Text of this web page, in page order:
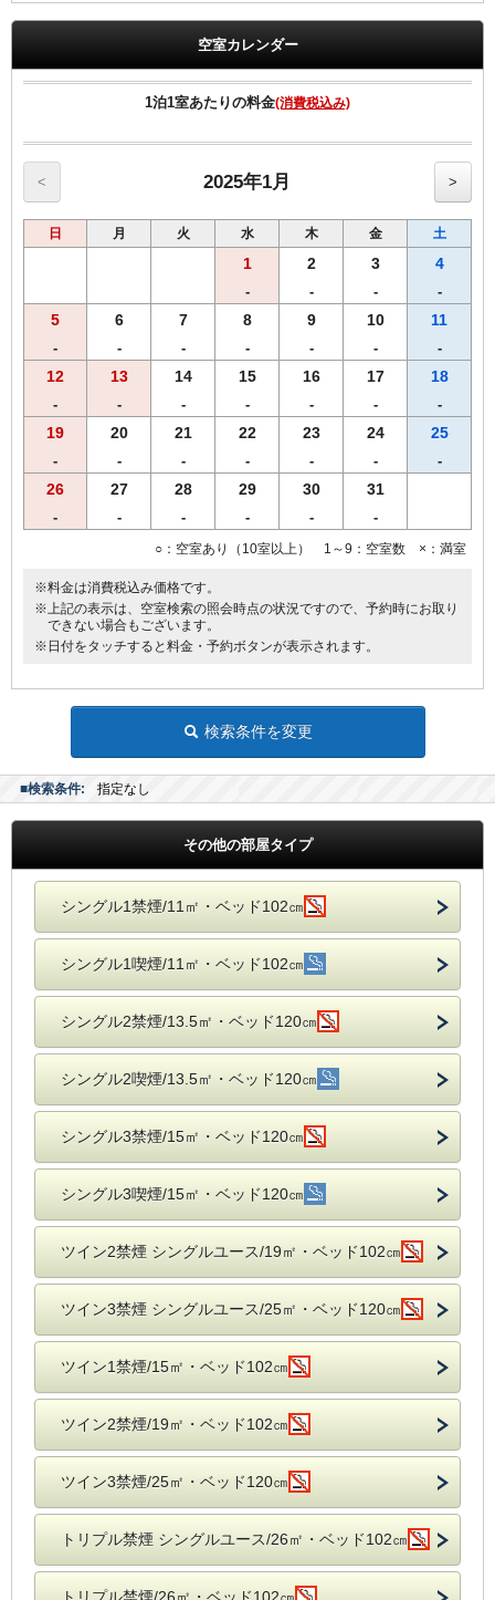
空室カレンダー
1泊1室あたりの料金(消費税込み)
< 2025年1月 >
日 月 火 水 木 金 土
1
-
2
-
3
-
4
-
5
-
6
-
7
-
8
-
9
-
10
-
11
-
12
-
13
-
14
-
15
-
16
-
17
-
18
-
19
-
20
-
21
-
22
-
23
-
24
-
25
-
26
-
27
-
28
-
29
-
30
-
31
-
○：空室あり（10室以上） 1～9：空室数 ×：満室
※料金は消費税込み価格です。
※上記の表示は、空室検索の照会時点の状況ですので、予約時にお取り
できない場合もございます。
※日付をタッチすると料金・予約ボタンが表示されます。
検索条件を変更
■検索条件: 指定なし
その他の部屋タイプ
シングル1禁煙/11㎡・ベッド102㎝
シングル1喫煙/11㎡・ベッド102㎝
シングル2禁煙/13.5㎡・ベッド120㎝
シングル2喫煙/13.5㎡・ベッド120㎝
シングル3禁煙/15㎡・ベッド120㎝
シングル3喫煙/15㎡・ベッド120㎝
ツイン2禁煙 シングルユース/19㎡・ベッド102㎝
ツイン3禁煙 シングルユース/25㎡・ベッド120㎝
ツイン1禁煙/15㎡・ベッド102㎝
ツイン2禁煙/19㎡・ベッド102㎝
ツイン3禁煙/25㎡・ベッド120㎝
トリプル禁煙 シングルユース/26㎡・ベッド102㎝